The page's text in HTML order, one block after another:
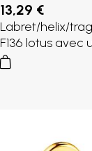
13,29 €
Labret/helix/
F136 lotus avec